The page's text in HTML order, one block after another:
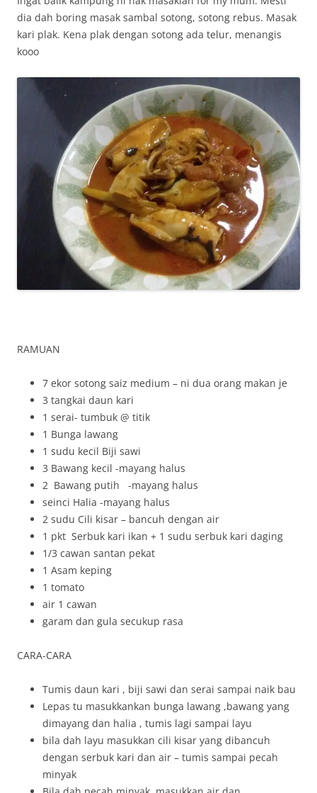
dia dah boring masak sambal sotong, sotong rebus. Masak
kari plak. Kena plak dengan sotong ada telur, menangis
kooo
RAMUAN
7 ekor sotong saiz medium – ni dua orang makan je
3 tangkai daun kari
1 serai- tumbuk @ titik
1 Bunga lawang
1 sudu kecil Biji sawi
3 Bawang kecil -mayang halus
2 Bawang putih -mayang halus
seinci Halia -mayang halus
2 sudu Cili kisar – bancuh dengan air
1 pkt Serbuk kari ikan + 1 sudu serbuk kari daging
1/3 cawan santan pekat
1 Asam keping
1 tomato
air 1 cawan
garam dan gula secukup rasa
CARA-CARA
Tumis daun kari , biji sawi dan serai sampai naik bau
Lepas tu masukkankan bunga lawang ,bawang yang
dimayang dan halia , tumis lagi sampai layu
bila dah layu masukkan cili kisar yang dibancuh
dengan serbuk kari dan air – tumis sampai pecah
minyak